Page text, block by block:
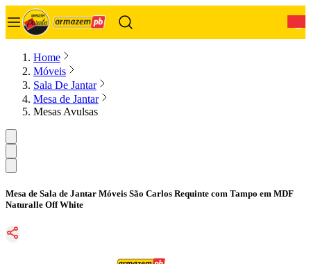
Home
Móveis
Sala De Jantar
Mesa de Jantar
Mesas Avulsas
Mesa de Sala de Jantar Móveis São Carlos Requinte com Tampo em MDF
Naturalle Off White